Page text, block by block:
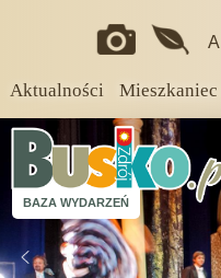
Aktualności Mieszkaniec
A
BAZA WYDARZEŃ